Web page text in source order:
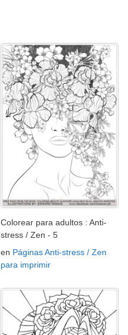
Colorear para adultos : Anti-
stress / Zen - 5
en Páginas Anti-stress / Zen
para imprimir